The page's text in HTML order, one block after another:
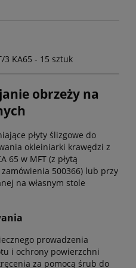
3 KA65 - 15 sztuk
obrzeży na
płyty ślizgowe do
okleiniarki krawędzi z
65 w MFT (z płytą
500366) lub przy
na własnym stole
prowadzenia
i ochrony powierzchni
za pomocą śrub do